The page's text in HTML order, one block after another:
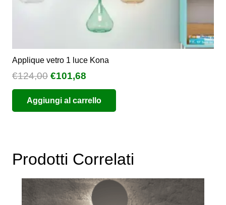
Applique vetro 1 luce Kona
€124,00 Il
prezzo
originale
era:
€101,68
prezzo
attuale
è:
Aggiungi al carrello
Prodotti Correlati